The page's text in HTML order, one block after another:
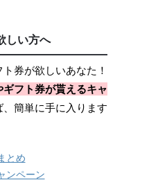
しい方へ
券が欲しいあなた！
フト券が貰えるキャ
簡単に手に入ります
とめ
ンペーン